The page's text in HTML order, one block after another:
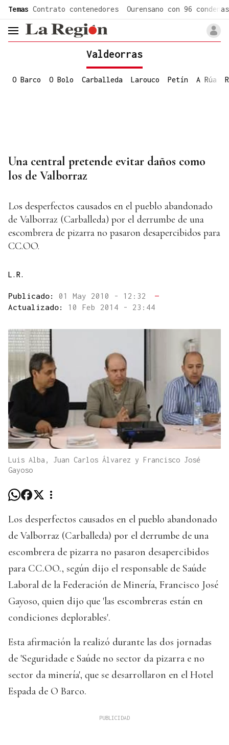
Temas Contrato contenedores Ourensano con 96 condenas
header.menu.open
Valdeorras
O Barco O Bolo Carballeda Larouco Petín A Rúa
Una central pretende evitar daños como
los de Valborraz
Los desperfectos causados en el pueblo abandonado
de Valborraz (Carballeda) por el derrumbe de una
escombrera de pizarra no pasaron desapercibidos para
CC.OO.
L.R.
Publicado: 01 May 2010 - 12:32
—
Actualizado: 10 Feb 2014 - 23:44
Luis Alba, Juan Carlos Álvarez y Francisco José
Gayoso
Los desperfectos causados en el pueblo abandonado
de Valborraz (Carballeda) por el derrumbe de una
escombrera de pizarra no pasaron desapercibidos
para CC.OO., según dijo el responsable de Saúde
Laboral de la Federación de Minería, Francisco José
Gayoso, quien dijo que 'las escombreras están en
condiciones deplorables'.
Esta afirmación la realizó durante las dos jornadas
de 'Seguridade e Saúde no sector da pizarra e no
sector da minería', que se desarrollaron en el Hotel
Espada de O Barco.